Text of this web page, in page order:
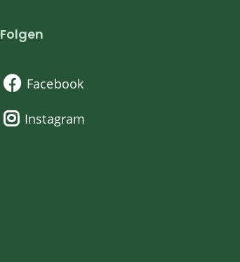
Folgen
Facebook
Instagram